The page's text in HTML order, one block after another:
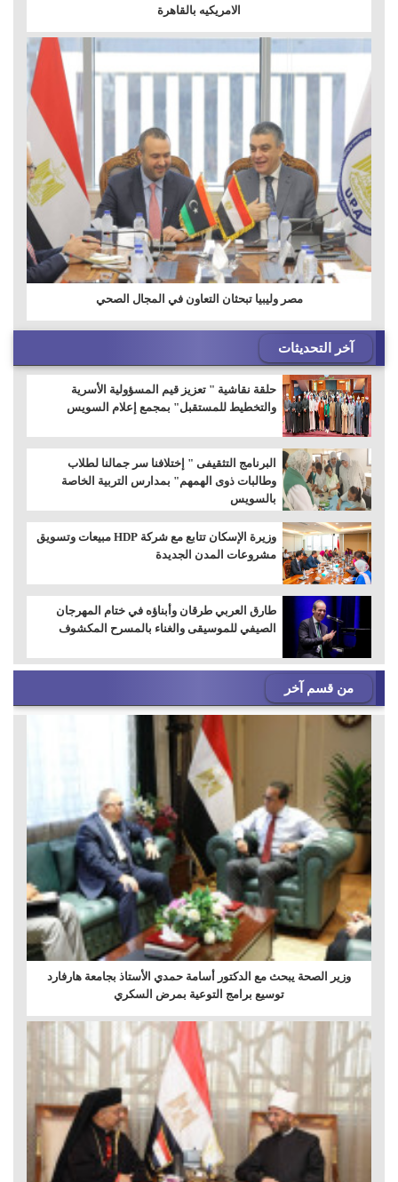
الامريكيه بالقاهرة
مصر وليبيا تبحثان التعاون في المجال الصحي
آخر التحديثات
حلقة نقاشية " تعزيز قيم المسؤولية الأسرية
والتخطيط للمستقبل" بمجمع إعلام السويس
البرنامج التثقيفى " إختلافنا سر جمالنا لطلاب
وطالبات ذوى الهمهم" بمدارس التربية الخاصة
بالسويس
وزيرة الإسكان تتابع مع شركة HDP مبيعات وتسويق
مشروعات المدن الجديدة
طارق العربي طرقان وأبناؤه في ختام المهرجان
الصيفي للموسيقى والغناء بالمسرح المكشوف
من قسم آخر
وزير الصحة يبحث مع الدكتور أسامة حمدي الأستاذ بجامعة هارفارد
توسيع برامج التوعية بمرض السكري